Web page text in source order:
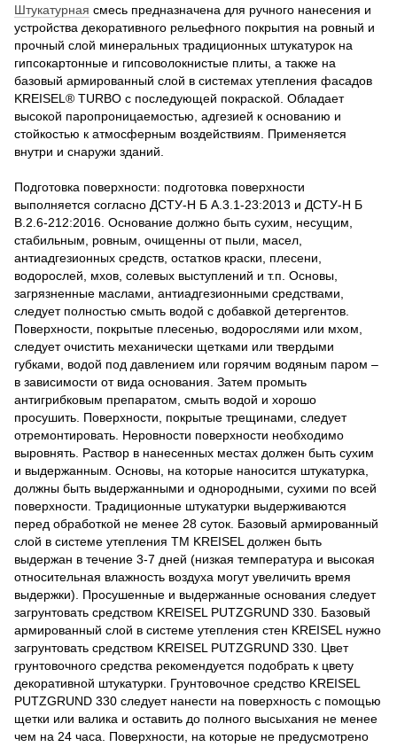
Штукатурная смесь предназначена для ручного нанесения и
устройства декоративного рельефного покрытия на ровный и
прочный слой минеральных традиционных штукатурок на
гипсокартонные и гипсоволокнистые плиты, а также на
базовый армированный слой в системах утепления фасадов
KREISEL® TURBO с последующей покраской. Обладает
высокой паропроницаемостью, адгезией к основанию и
стойкостью к атмосферным воздействиям. Применяется
внутри и снаружи зданий.
Подготовка поверхности: подготовка поверхности
выполняется согласно ДСТУ-Н Б А.3.1-23:2013 и ДСТУ-Н Б
В.2.6-212:2016. Основание должно быть сухим, несущим,
стабильным, ровным, очищенны от пыли, масел,
антиадгезионных средств, остатков краски, плесени,
водорослей, мхов, солевых выступлений и т.п. Основы,
загрязненные маслами, антиадгезионными средствами,
следует полностью смыть водой с добавкой детергентов.
Поверхности, покрытые плесенью, водорослями или мхом,
следует очистить механически щетками или твердыми
губками, водой под давлением или горячим водяным паром ‒
в зависимости от вида основания. Затем промыть
антигрибковым препаратом, смыть водой и хорошо
просушить. Поверхности, покрытые трещинами, следует
отремонтировать. Неровности поверхности необходимо
выровнять. Раствор в нанесенных местах должен быть сухим
и выдержанным. Основы, на которые наносится штукатурка,
должны быть выдержанными и однородными, сухими по всей
поверхности. Традиционные штукатурки выдерживаются
перед обработкой не менее 28 суток. Базовый армированный
слой в системе утепления ТМ KREISEL должен быть
выдержан в течение 3-7 дней (низкая температура и высокая
относительная влажность воздуха могут увеличить время
выдержки). Просушенные и выдержанные основания следует
загрунтовать средством KREISEL PUTZGRUND 330. Базовый
армированный слой в системе утепления стен KREISEL нужно
загрунтовать средством KREISEL PUTZGRUND 330. Цвет
грунтовочного средства рекомендуется подобрать к цвету
декоративной штукатурки. Грунтовочное средство KREISEL
PUTZGRUND 330 следует нанести на поверхность с помощью
щетки или валика и оставить до полного высыхания не менее
чем на 24 часа. Поверхности, на которые не предусмотрено